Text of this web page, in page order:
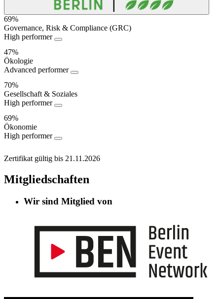
Nachhaltigkeitsperformance
69%
Governance, Risk & Compliance (GRC)
High performer
47%
Ökologie
Advanced performer
70%
Gesellschaft & Soziales
High performer
69%
Ökonomie
High performer
Zertifikat gültig bis 21.11.2026
Mitgliedschaften
Wir sind Mitglied von